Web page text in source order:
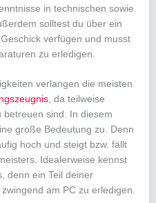
in technischen sowie
solltest du über ein
verfügen und musst
zu erledigen.
verlangen die meisten
, da teilweise
sind. In diesem
große Bedeutung zu. Denn
hoch und steigt bzw. fällt
Idealerweise kennst
denn ein Teil deiner
am PC zu erledigen.